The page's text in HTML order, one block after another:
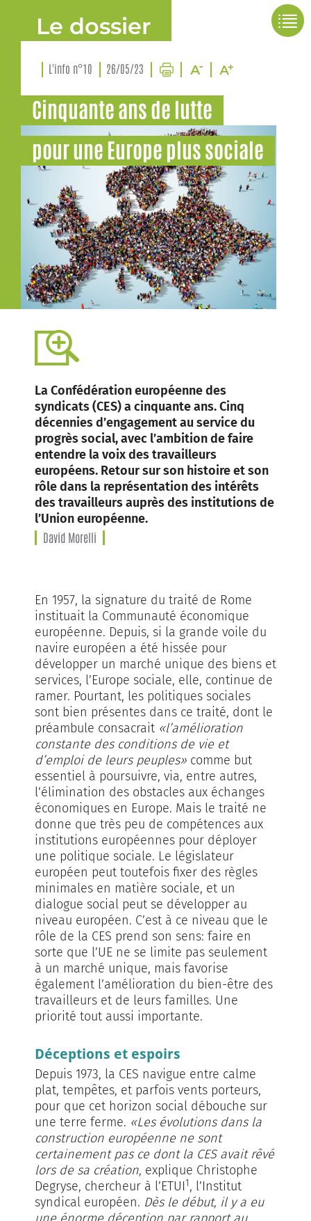
Le dossier
L'info n°10 26/05/23
Cinquante ans de lutte
pour une Europe plus sociale
La Confédération européenne des
syndicats (CES) a cinquante ans. Cinq
décennies d’engagement au service du
progrès social, avec l’ambition de faire
entendre la voix des travailleurs
européens. Retour sur son histoire et son
rôle dans la représentation des intérêts
des travailleurs auprès des institutions de
l’Union européenne.
David Morelli
En 1957, la signature du traité de Rome
instituait la Communauté économique
européenne. Depuis, si la grande voile du
navire européen a été hissée pour
développer un marché unique des biens et
services, l’Europe sociale, elle, continue de
ramer. Pourtant, les politiques sociales
sont bien présentes dans ce traité, dont le
préambule consacrait «l’amélioration
constante des conditions de vie et
d’emploi de leurs peuples» comme but
essentiel à poursuivre, via, entre autres,
l’élimination des obstacles aux échanges
économiques en Europe. Mais le traité ne
donne que très peu de compétences aux
institutions européennes pour déployer
une politique sociale. Le législateur
européen peut toutefois fixer des règles
minimales en matière sociale, et un
dialogue social peut se développer au
niveau européen. C’est à ce niveau que le
rôle de la CES prend son sens: faire en
sorte que l’UE ne se limite pas seulement
à un marché unique, mais favorise
également l’amélioration du bien-être des
travailleurs et de leurs familles. Une
priorité tout aussi importante.
Déceptions et espoirs
Depuis 1973, la CES navigue entre calme
plat, tempêtes, et parfois vents porteurs,
pour que cet horizon social débouche sur
une terre ferme. «Les évolutions dans la
construction européenne ne sont
certainement pas ce dont la CES avait rêvé
lors de sa création, explique Christophe
Degryse, chercheur à l’ETUI1, l’Institut
syndical européen. Dès le début, il y a eu